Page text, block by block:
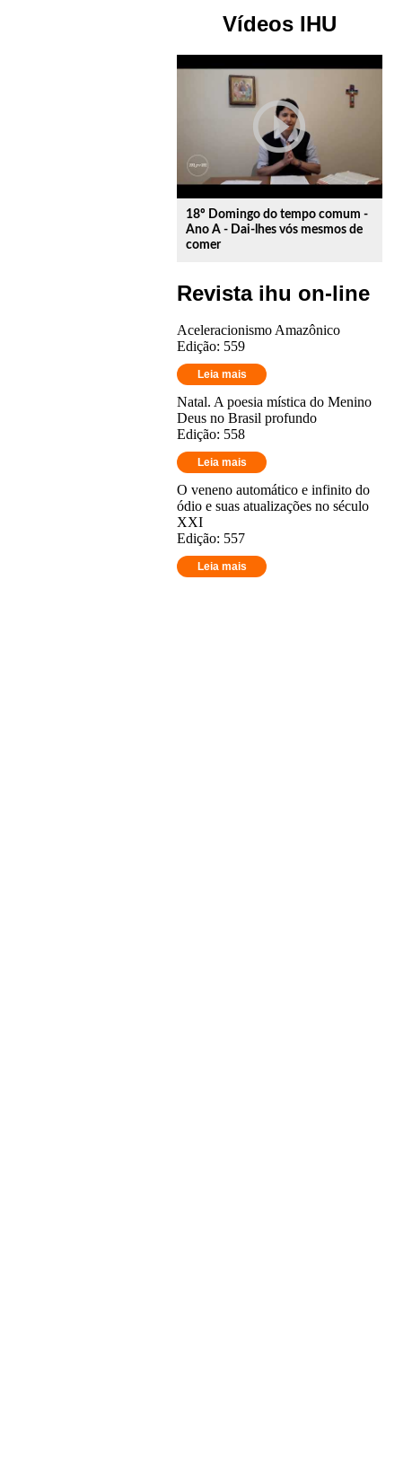
Vídeos IHU
play_circle_outline
18º Domingo do tempo comum -
Ano A - Dai-lhes vós mesmos de
comer
Revista ihu on-line
Aceleracionismo Amazônico
Edição: 559
Leia mais
Natal. A poesia mística do Menino
Deus no Brasil profundo
Edição: 558
Leia mais
O veneno automático e infinito do
ódio e suas atualizações no século
XXI
Edição: 557
Leia mais